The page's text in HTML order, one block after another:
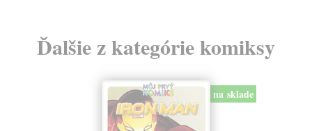
Ďalšie z kategórie komiksy
na sklade